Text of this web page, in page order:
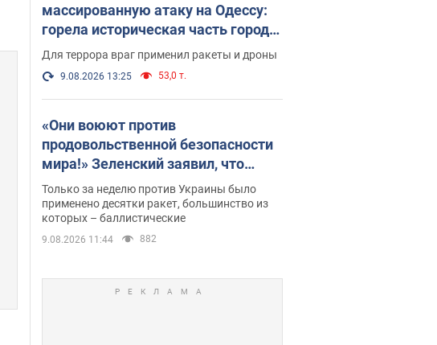
массированную атаку на Одессу:
горела историческая часть города,
есть пострадавшие. Фото и видео
Для террора враг применил ракеты и дроны
9.08.2026 13:25 53,0 т.
«Они воюют против
продовольственной безопасности
мира!» Зеленский заявил, что
российская армия вновь
обстреляла порт в Одессе
Только за неделю против Украины было
применено десятки ракет, большинство из
которых – баллистические
9.08.2026 11:44 882